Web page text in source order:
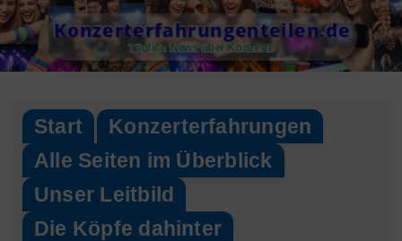
Skip
to
content
Konzerterfahrungenteilen.de
Täglich News über Konzerte
Start
Konzerterfahrungen
Alle Seiten im Überblick
Unser Leitbild
Die Köpfe dahinter